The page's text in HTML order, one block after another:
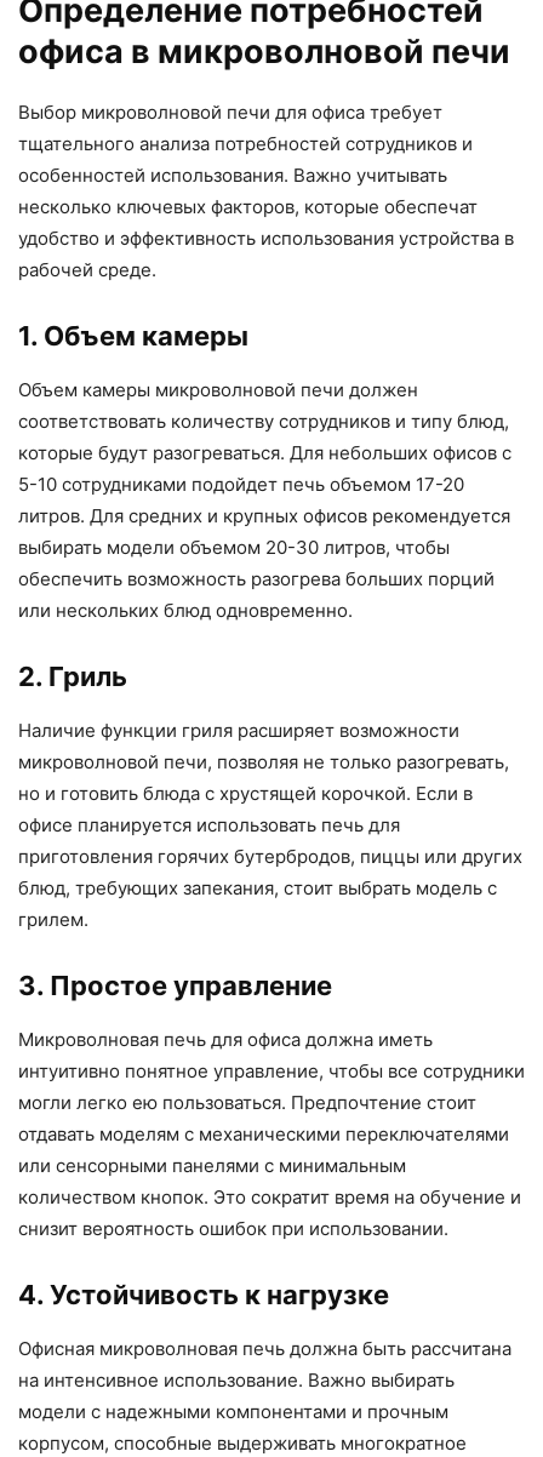
Определение потребностей
офиса в микроволновой печи
Выбор микроволновой печи для офиса требует
тщательного анализа потребностей сотрудников и
особенностей использования. Важно учитывать
несколько ключевых факторов, которые обеспечат
удобство и эффективность использования устройства в
рабочей среде.
1. Объем камеры
Объем камеры микроволновой печи должен
соответствовать количеству сотрудников и типу блюд,
которые будут разогреваться. Для небольших офисов с
5-10 сотрудниками подойдет печь объемом 17-20
литров. Для средних и крупных офисов рекомендуется
выбирать модели объемом 20-30 литров, чтобы
обеспечить возможность разогрева больших порций
или нескольких блюд одновременно.
2. Гриль
Наличие функции гриля расширяет возможности
микроволновой печи, позволяя не только разогревать,
но и готовить блюда с хрустящей корочкой. Если в
офисе планируется использовать печь для
приготовления горячих бутербродов, пиццы или других
блюд, требующих запекания, стоит выбрать модель с
грилем.
3. Простое управление
Микроволновая печь для офиса должна иметь
интуитивно понятное управление, чтобы все сотрудники
могли легко ею пользоваться. Предпочтение стоит
отдавать моделям с механическими переключателями
или сенсорными панелями с минимальным
количеством кнопок. Это сократит время на обучение и
снизит вероятность ошибок при использовании.
4. Устойчивость к нагрузке
Офисная микроволновая печь должна быть рассчитана
на интенсивное использование. Важно выбирать
модели с надежными компонентами и прочным
корпусом, способные выдерживать многократное